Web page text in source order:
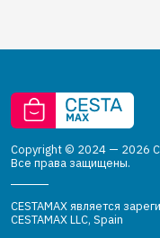
Copyright © 2024 — 2026
Все права защищены.
CESTAMAX является
CESTAMAX LLC, Spain